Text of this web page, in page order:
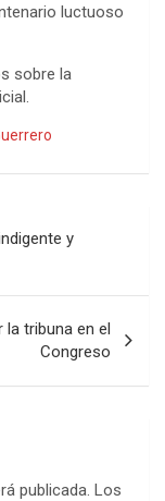
luctuoso
sobre la
y
tribuna en el
Congreso
publicada. Los